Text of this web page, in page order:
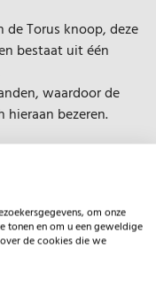
Torus knoop, deze
bestaat uit één
waardoor de
bezeren.
om onze
tonen en om u een geweldige
de cookies die we